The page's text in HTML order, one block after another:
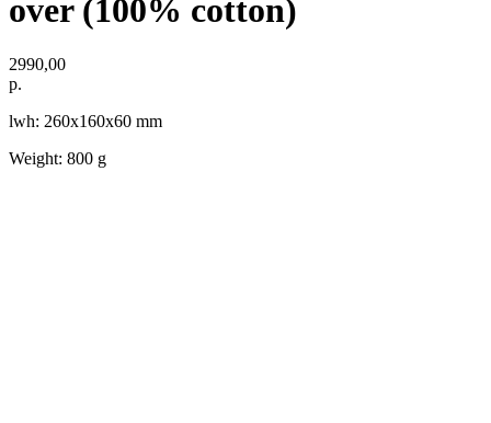
over (100% cotton)
2990,00
р.
lwh: 260x160x60 mm
Weight: 800 g